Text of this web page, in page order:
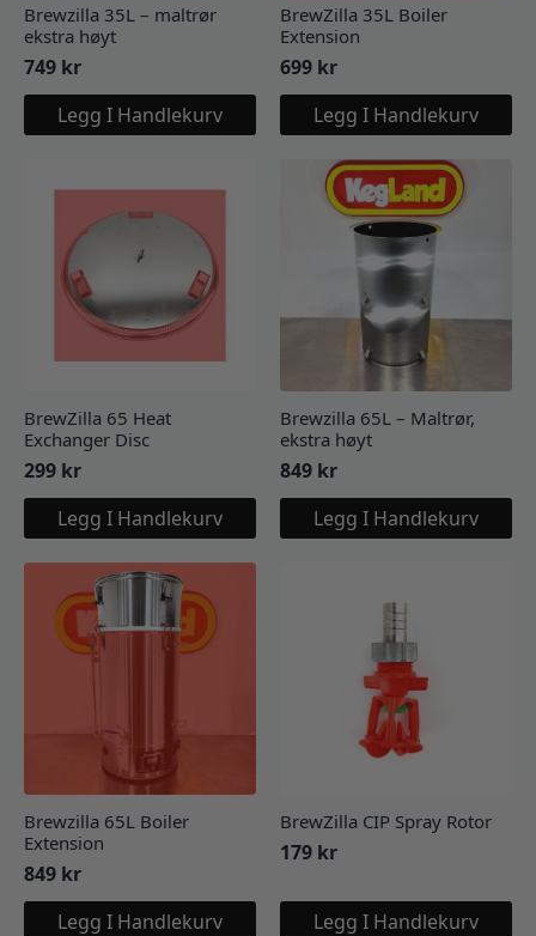
Brewzilla 35L – maltrør
ekstra høyt
749 kr
Legg I Handlekurv
BrewZilla 35L Boiler
Extension
699 kr
Legg I Handlekurv
BrewZilla 65 Heat
Exchanger Disc
299 kr
Legg I Handlekurv
Brewzilla 65L – Maltrør,
ekstra høyt
849 kr
Legg I Handlekurv
Brewzilla 65L Boiler
Extension
849 kr
Legg I Handlekurv
BrewZilla CIP Spray Rotor
179 kr
Legg I Handlekurv